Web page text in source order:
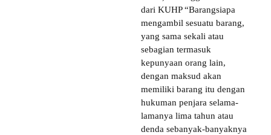
dari KUHP “Barangsiapa
mengambil sesuatu barang,
yang sama sekali atau
sebagian termasuk
kepunyaan orang lain,
dengan maksud akan
memiliki barang itu dengan
hukuman penjara selama-
lamanya lima tahun atau
denda sebanyak-banyaknya